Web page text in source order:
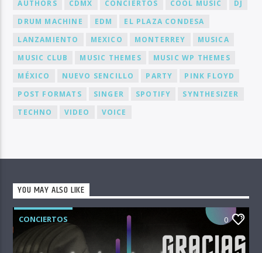
AUTHORS CDMX CONCIERTOS COOL MUSIC
DJ
DRUM MACHINE
EDM
EL PLAZA CONDESA
LANZAMIENTO
MEXICO MONTERREY
MUSICA
MUSIC CLUB
MUSIC THEMES
MUSIC WP THEMES
MÉXICO
NUEVO SENCILLO PARTY
PINK FLOYD
POST FORMATS
SINGER SPOTIFY
SYNTHESIZER
TECHNO
VIDEO VOICE
YOU MAY ALSO LIKE
CONCIERTOS 0